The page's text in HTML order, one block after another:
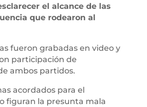
el alcance de las
que rodearon al
fueron grabadas en video y
participación de
ambos partidos.
acordados para el
figuran la presunta mala